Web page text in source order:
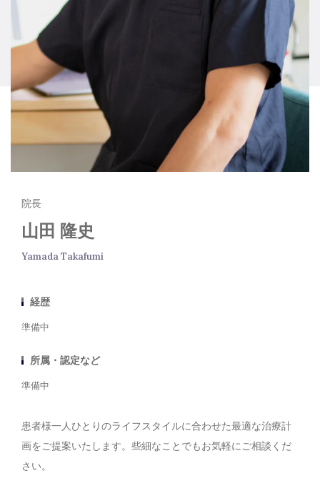
院長
山田 隆史
Yamada Takafumi
経歴
準備中
所属・認定など
準備中
患者様一人ひとりのライフスタイルに合わせた最適な治療計
画をご提案いたします。些細なことでもお気軽にご相談くだ
さい。